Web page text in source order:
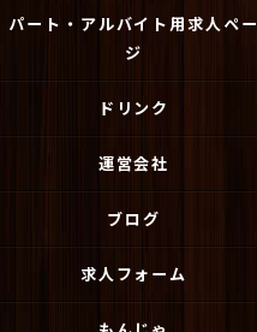
パート・アルバイト用求人ペー
ジ
ドリンク
運営会社
ブログ
求人フォーム